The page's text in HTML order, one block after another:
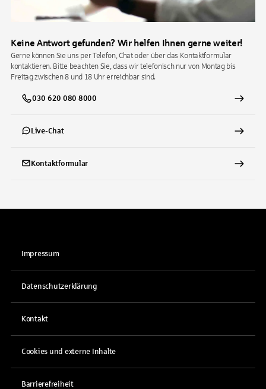
Keine Antwort gefunden? Wir helfen Ihnen gerne weiter!
Gerne können Sie uns per Telefon, Chat oder über das Kontaktformular
kontaktieren. Bitte beachten Sie, dass wir telefonisch nur von Montag bis
Freitag zwischen 8 und 18 Uhr erreichbar sind.
030 620 080 8000
Live-Chat
Kontaktformular
Impressum
Datenschutzerklärung
Kontakt
Cookies und externe Inhalte
Barrierefreiheit